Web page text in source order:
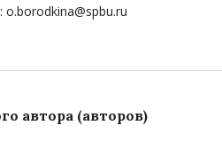
автора (авторов)